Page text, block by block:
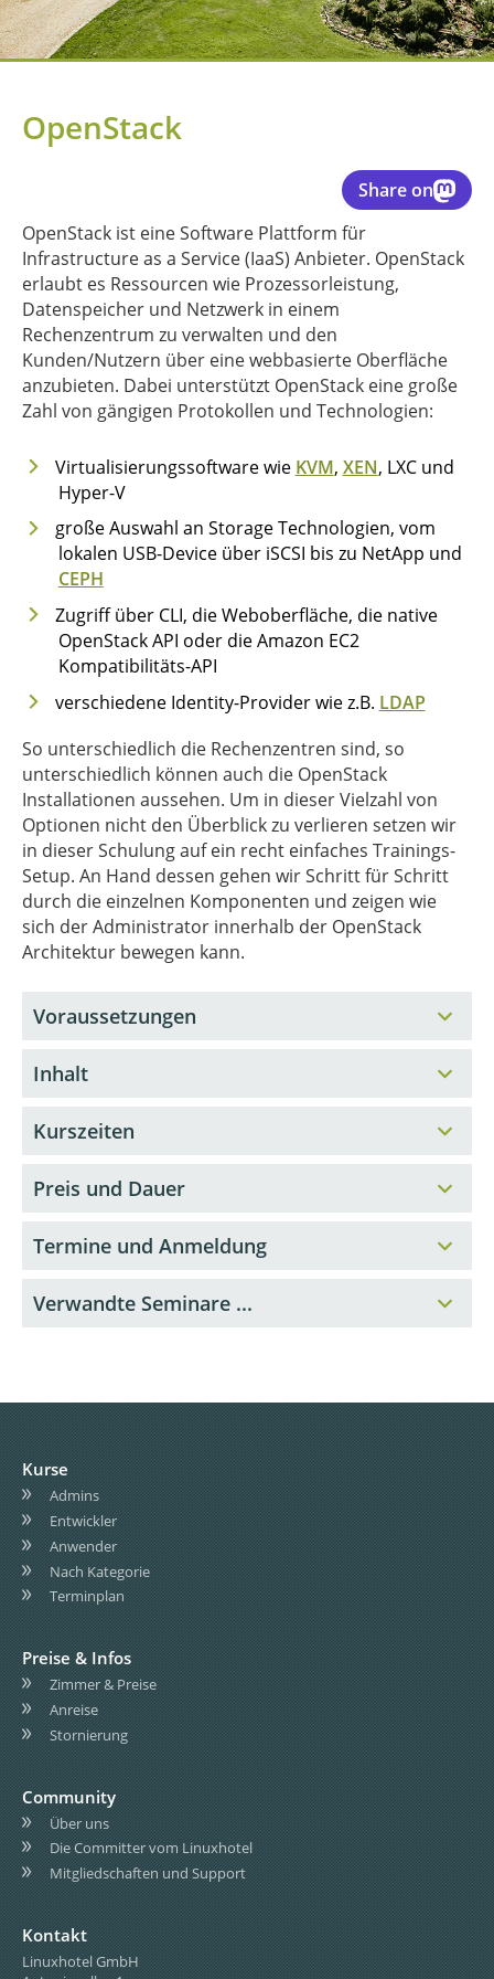
OpenStack
Share on
OpenStack ist eine Software Plattform für
Infrastructure as a Service (IaaS) Anbieter. OpenStack
erlaubt es Ressourcen wie Prozessorleistung,
Datenspeicher und Netzwerk in einem
Rechenzentrum zu verwalten und den
Kunden/Nutzern über eine webbasierte Oberfläche
anzubieten. Dabei unterstützt OpenStack eine große
Zahl von gängigen Protokollen und Technologien:
Virtualisierungssoftware wie KVM, XEN, LXC und
Hyper-V
große Auswahl an Storage Technologien, vom
lokalen USB-Device über iSCSI bis zu NetApp und
CEPH
Zugriff über CLI, die Weboberfläche, die native
OpenStack API oder die Amazon EC2
Kompatibilitäts-API
verschiedene Identity-Provider wie z.B. LDAP
So unterschiedlich die Rechenzentren sind, so
unterschiedlich können auch die OpenStack
Installationen aussehen. Um in dieser Vielzahl von
Optionen nicht den Überblick zu verlieren setzen wir
in dieser Schulung auf ein recht einfaches Trainings-
Setup. An Hand dessen gehen wir Schritt für Schritt
durch die einzelnen Komponenten und zeigen wie
sich der Administrator innerhalb der OpenStack
Architektur bewegen kann.
Voraussetzungen
Inhalt
Kurszeiten
Preis und Dauer
Termine und Anmeldung
Verwandte Seminare ...
Kurse
Admins
Entwickler
Anwender
Nach Kategorie
Terminplan
Preise & Infos
Zimmer & Preise
Anreise
Stornierung
Community
Über uns
Die Committer vom Linuxhotel
Mitgliedschaften und Support
Kontakt
Linuxhotel GmbH